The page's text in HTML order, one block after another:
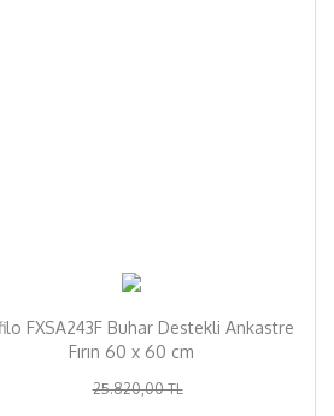
FXSA243F Buhar Destekli Ankastre
Fırın 60 x 60 cm
25.820,00 TL